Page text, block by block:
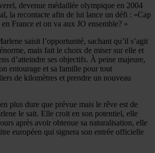
devenue médaillée olympique en 2004
la recontacte afin de lui lance un défi : «Cap
France et on va aux JO ensemble? »
saisit l’opportunité, sachant qu’il s’agit
mais fait le choix de miser sur elle et
d’atteindre ses objectifs. À peine majeure,
entourage et sa famille pour tout
de kilomètres et prendre un nouveau
plus dure que prévue mais le rêve est de
le sait. Elle croit en son potentiel, elle
après avoir obtenue sa naturalisation, elle
européen qui signera son entrée officielle